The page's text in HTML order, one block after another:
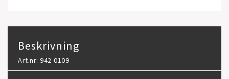
Beskrivning
Art.nr: 942-0109